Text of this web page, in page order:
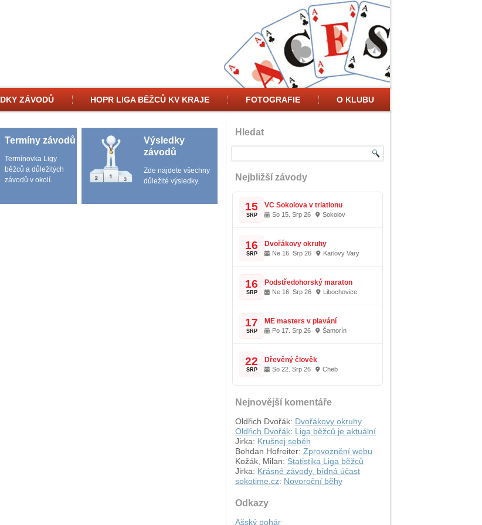
ZÁVODŮ HOPR LIGA BĚŽCŮ KV KRAJE FOTOGRAFIE O KLUBU
Termíny závodů
Termínovka Ligy
běžců a důležitých
závodů v okolí.
Výsledky
závodů
Zde najdete všechny
důležité výsledky.
Hledat
Nejbližší závody
15
SRP
VC Sokolova v triatlonu
So 15. Srp 26 Sokolov
16
SRP
Dvořákovy okruhy
Ne 16. Srp 26 Karlovy Vary
16
SRP
Podstředohorský maraton
Ne 16. Srp 26 Libochovice
17
SRP
ME masters v plavání
Po 17. Srp 26 Šamorín
22
SRP
Dřevěný člověk
So 22. Srp 26 Cheb
Nejnovější komentáře
Oldřich Dvořák: Dvořákovy okruhy
Oldřich Dvořák: Liga běžců je aktuální
Jirka: Krušnej seběh
Bohdan Hofreiter: Zprovoznění webu
Kožák, Milan: Statistika Liga běžců
Jirka: Krásné závody, bídná účast
sokotime.cz: Novoroční běhy
Odkazy
Ašský pohár